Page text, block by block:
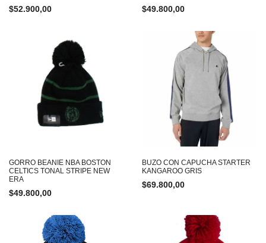
$52.900,00 $49.800,00
GORRO BEANIE NBA BOSTON
CELTICS TONAL STRIPE NEW
ERA
$49.800,00
BUZO CON CAPUCHA STARTER
KANGAROO GRIS
$69.800,00